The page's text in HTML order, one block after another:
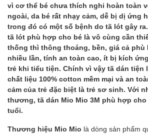
vì cơ thể bé chưa thích nghi hoàn toàn
ngoài, da bé rất nhạy cảm, dễ bị dị ứng
trong đó có một số bệnh do tã lót gây
tã lót phù hợp cho bé là vô cùng cần
thống thì thông thoáng, bền, giá cả
nhiều lần, tính an toàn cao, ít bị kích
trẻ khi tiểu tiện. Chính vì vậy tã dán tiện
chất liệu 100% cotton mềm mại và an
cảm của trẻ đặc biệt là trẻ sơ sinh. Với
thương, tã dán Mio Mio 3M phù hợp
tuổi.
Thương hiệu Mio Mio là dòng sản phẩm